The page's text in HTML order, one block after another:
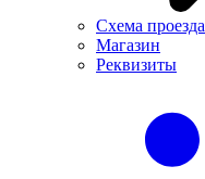
Схема проезда
Магазин
Реквизиты